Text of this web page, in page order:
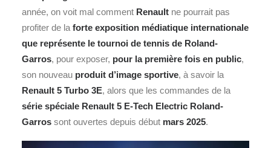
année, on voit mal comment Renault ne pourrait pas
profiter de la forte exposition médiatique internationale
que représente le tournoi de tennis de Roland-
Garros, pour exposer, pour la première fois en public,
son nouveau produit d’image sportive, à savoir la
Renault 5 Turbo 3E, alors que les commandes de la
série spéciale Renault 5 E-Tech Electric Roland-
Garros sont ouvertes depuis début mars 2025.